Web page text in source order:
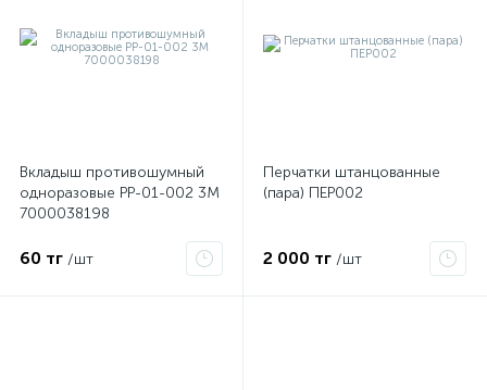
Вкладыш противошумный
одноразовые PP-01-002 3М
7000038198
60 тг /шт
Перчатки штанцованные
(пара) ПЕР002
2 000 тг /шт